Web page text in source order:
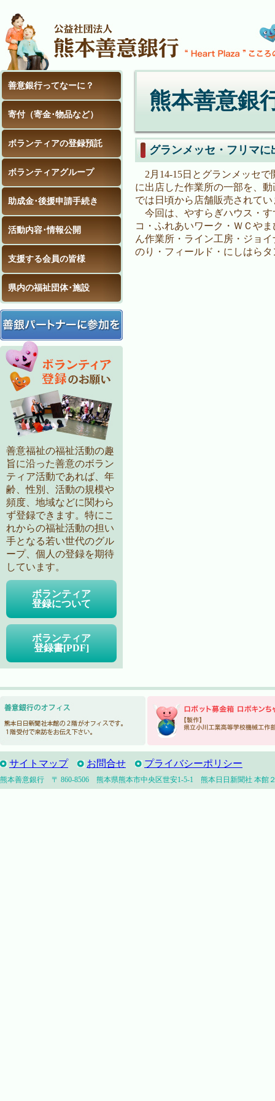
熊本善意銀
グランメッセ・フリマ
2月14-15日とグランメッセで
に出店した作業所の一部を、
では日頃から店舗販売されて
今回は、やすらぎハウス・す
コ・ふれあいワーク・ＷＣや
ん作業所・ライン工房・ジョ
のり・フィールド・にしはら
善意銀行ってなーに？
寄付（寄金･物品など）
ボランティアの登録預託
ボランティアグループ
助成金･後援申請手続き
活動内容･情報公開
支援する会員の皆様
県内の福祉団体･施設
善意福祉の福祉活動の趣
旨に沿った善意のボラン
ティア活動であれば、年
齢、性別、活動の規模や
頻度、地域などに関わら
ず登録できます。特にこ
れからの福祉活動の担い
手となる若い世代のグル
ープ、個人の登録を期待
しています。
ボランティア
登録について
ボランティア
登録書[PDF]
サイトマップ お問合せ プライバシーポリシー
熊本善意銀行 〒 860-8506 熊本県熊本市中央区世安1-5-1 熊本日日新聞社 本館